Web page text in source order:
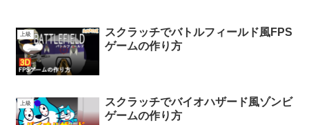
上級
スクラッチでバトルフィールド風FPS
ゲームの作り方
上級
スクラッチでバイオハザード風ゾンビ
ゲームの作り方